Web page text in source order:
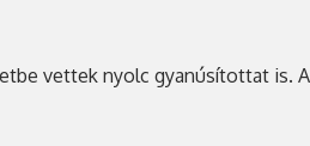
vettek nyolc gyanúsítottat is.